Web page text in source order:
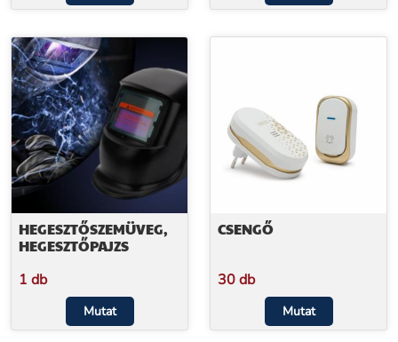
HEGESZTŐSZEMÜVEG,
HEGESZTŐPAJZS
1 db
Mutat
CSENGŐ
30 db
Mutat